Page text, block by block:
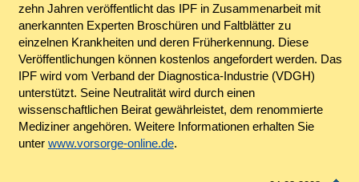
zehn Jahren veröffentlicht das IPF in Zusammenarbeit mit
anerkannten Experten Broschüren und Faltblätter zu
einzelnen Krankheiten und deren Früherkennung. Diese
Veröffentlichungen können kostenlos angefordert werden. Das
IPF wird vom Verband der Diagnostica-Industrie (VDGH)
unterstützt. Seine Neutralität wird durch einen
wissenschaftlichen Beirat gewährleistet, dem renommierte
Mediziner angehören. Weitere Informationen erhalten Sie
unter www.vorsorge-online.de.